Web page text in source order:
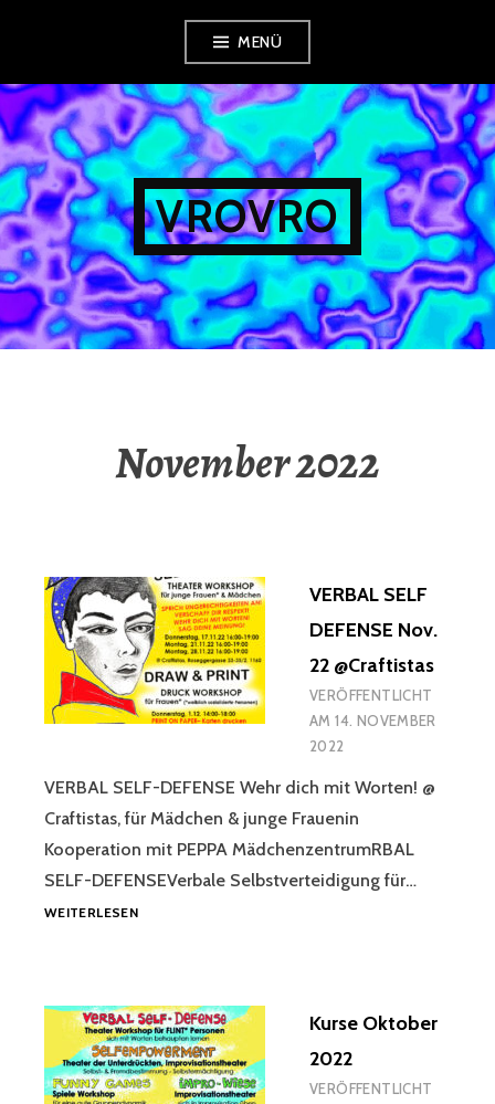
springen
MENÜ
VROVRO
November 2022
VERBAL SELF
DEFENSE Nov.
22 @Craftistas
VERÖFFENTLICHT
AM14. NOVEMBER
2022
VERBAL SELF-DEFENSE Wehr dich mit Worten! @
Craftistas, für Mädchen & junge Frauenin
Kooperation mit PEPPA MädchenzentrumRBAL
SELF-DEFENSEVerbale Selbstverteidigung für…
WEITERLESENVERBAL
@CRAFTISTAS
Kurse Oktober
2022
VERÖFFENTLICHT